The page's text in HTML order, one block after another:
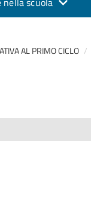
AL PRIMO CICLO